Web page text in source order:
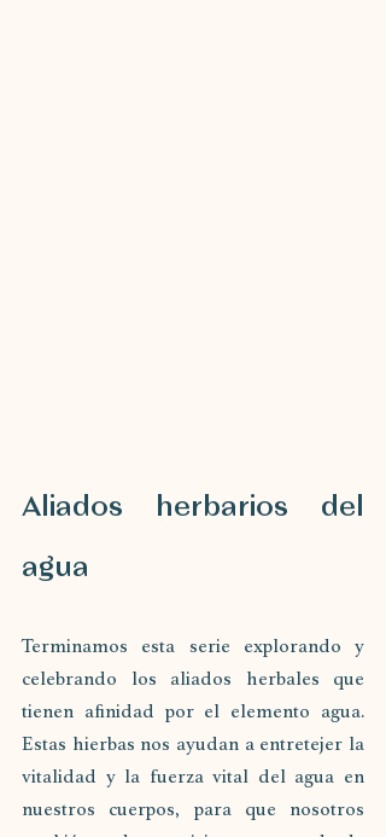
Aliados herbarios del
agua
Terminamos esta serie explorando y
celebrando los aliados herbales que
tienen afinidad por el elemento agua.
Estas hierbas nos ayudan a entretejer la
vitalidad y la fuerza vital del agua en
nuestros cuerpos, para que nosotros